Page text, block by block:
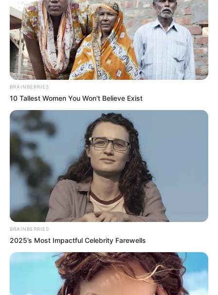
Ο Βαρθολομαίος μας δείχνει
ότι η ίδια η εκκλησία είναι με
τον...
Η ΜΕΓΑΛΗ ΑΠΑΤΗ ΤΗΣ
ΑΝΑΔΑΣΩΣΗΣ. ΠΟΣΑ
ΜΥΣΤΙΚΑ ΤΟΥ ΔΑΣΟΥΣ ΜΑΣ
ΚΡΥΒΟΥΝ ΓΙΑ...
ΧΤΥΠΟΥΝ ΤΑ ΤΥΜΠΑΝΑ ΤΟΥ
ΠΟΛΕΜΟΥ. ΤΟ ΛΥΚΑΥΓΕΣ
ΕΙΝΑΙ ΕΔΩ. ΟΛΑ ΤΑ ΠΟΥΛΙΑ...
Το τέρας που ζει στις
υπόγειες στοές του Αγίου
Όρους..
BRAINBERRIES
10 Tallest Women You Won't Believe Exist
BRAINBERRIES
2025’s Most Impactful Celebrity Farewells